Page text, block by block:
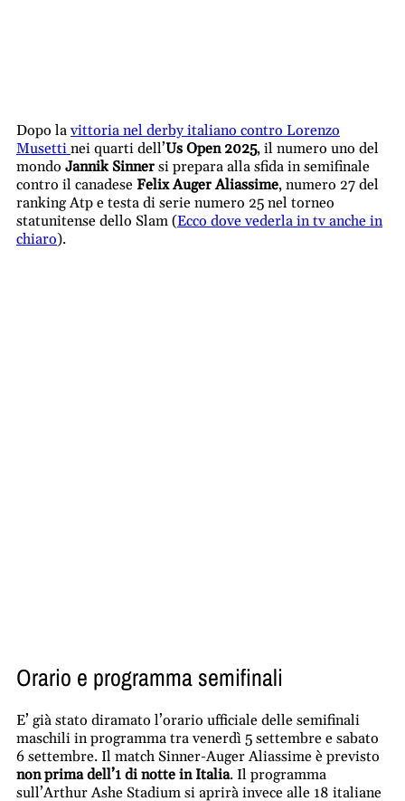
Dopo lavittoria nel derby italiano contro Lorenzo
Musetti nei quarti dell’Us Open 2025, il numero uno del
mondo Jannik Sinner si prepara alla sfida in semifinale
contro il canadese Felix Auger Aliassime, numero 27 del
ranking Atp e testa di serie numero 25 nel torneo
statunitense dello Slam (Ecco dove vederla in tv anche in
chiaro).
Orario e programma semifinali
E’ già stato diramato l’orario ufficiale delle semifinali
maschili in programma tra venerdì 5 settembre e sabato
6 settembre. Il match Sinner-Auger Aliassime è previsto
non prima dell’1 di notte in Italia. Il programma
sull’Arthur Ashe Stadium si aprirà invece alle 18 italiane